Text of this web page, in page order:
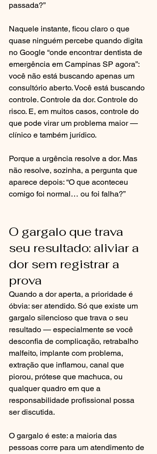
passada?”
Naquele instante, ficou claro o que
quase ninguém percebe quando digita
no Google “onde encontrar dentista de
emergência em Campinas SP agora”:
você não está buscando apenas um
consultório aberto. Você está buscando
controle. Controle da dor. Controle do
risco. E, em muitos casos, controle do
que pode virar um problema maior —
clínico e também jurídico.
Porque a urgência resolve a dor. Mas
não resolve, sozinha, a pergunta que
aparece depois: “O que aconteceu
comigo foi normal… ou foi falha?”
O gargalo que trava
seu resultado: aliviar a
dor sem registrar a
prova
Quando a dor aperta, a prioridade é
óbvia: ser atendido. Só que existe um
gargalo silencioso que trava o seu
resultado — especialmente se você
desconfia de complicação, retrabalho
malfeito, implante com problema,
extração que inflamou, canal que
piorou, prótese que machuca, ou
qualquer quadro em que a
responsabilidade profissional possa
ser discutida.
O gargalo é este: a maioria das
pessoas corre para um atendimento de